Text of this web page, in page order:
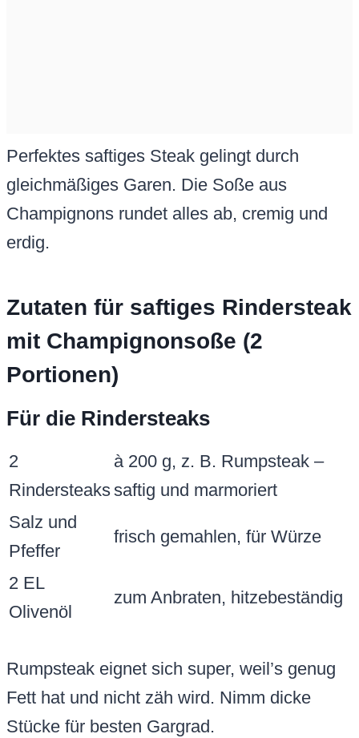
Perfektes saftiges Steak gelingt durch
gleichmäßiges Garen. Die Soße aus
Champignons rundet alles ab, cremig und
erdig.
Zutaten für saftiges Rindersteak
mit Champignonsoße (2
Portionen)
Für die Rindersteaks
2
Rindersteaks
à 200 g, z. B. Rumpsteak –
saftig und marmoriert
Salz und
Pfeffer
frisch gemahlen, für Würze
2 EL
Olivenöl
zum Anbraten, hitzebeständig
Rumpsteak eignet sich super, weil’s genug
Fett hat und nicht zäh wird. Nimm dicke
Stücke für besten Gargrad.